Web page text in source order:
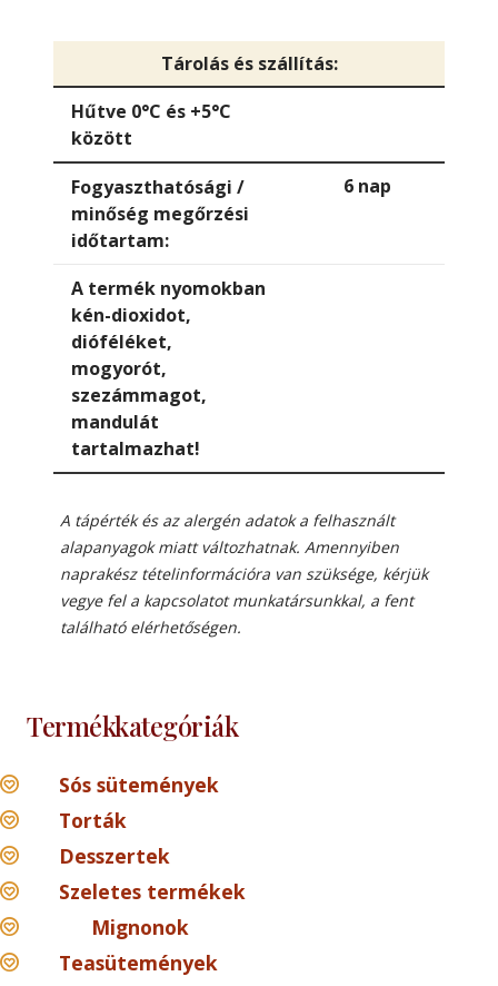
Tárolás és szállítás:
Hűtve 0°C és +5°C
között
Fogyaszthatósági /
minőség megőrzési
időtartam:
6 nap
A termék nyomokban
kén-dioxidot,
dióféléket,
mogyorót,
szezámmagot,
mandulát
tartalmazhat!
A tápérték és az alergén adatok a felhasznált
alapanyagok miatt változhatnak. Amennyiben
naprakész tételinformációra van szüksége, kérjük
vegye fel a kapcsolatot munkatársunkkal, a fent
található elérhetőségen.
Termékkategóriák
Sós sütemények
Torták
Desszertek
Szeletes termékek
Mignonok
Teasütemények